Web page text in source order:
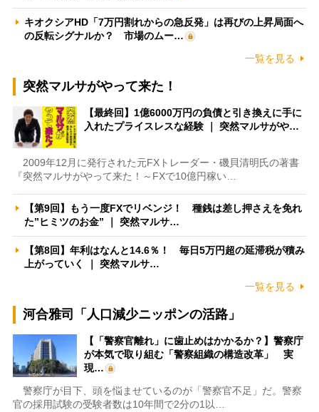
キオクシアHD「7万円割れからの急反発」は再びの上昇局面へ
の反転シグナルか？ 市場のムー…
一覧を見る
突然マルサがやって来た！
【最終回】1億6000万円の負債と引き換えに手に
入れたプライスレスな経験 ｜ 突然マルサがや…
2009年12月に発行された元FXトレーダー・磯貝清明氏の著書
『突然マルサがやって来た！～FXで10億円稼い…
【第9回】もう一度FXでリベンジ！ 種銭は差し押さえを免れ
た”ヒミツのお金” ｜ 突然マルサ…
【第8回】年利はなんと14.6％！ 毎日5万円超の延滞税が積み
上がっていく ｜ 突然マルサ…
一覧を見る
河合雅司「人口減少ニッポンの活路」
【「警察官離れ」に歯止めはかかるか？】警察庁
が本気で取り組む「警察組織の構造改革」 実
現…
警察庁が目下、頭を悩ませているのが「警察官不足」だ。警察
官の採用試験の受験者数は10年間で2分の1以…